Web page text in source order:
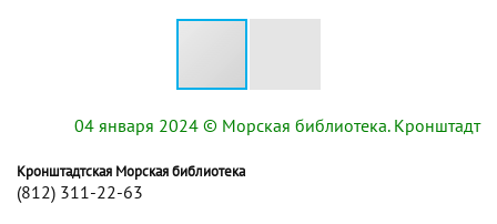
04 января 2024 © Морская библиотека. Кронштадт
Кронштадтская Морская библиотека
(812) 311-22-63